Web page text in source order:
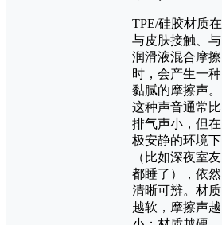
TPE/硅胶材质在
与皮肤接触、与
润滑液混合摩擦
时，会产生一种
黏腻的摩擦声。
这种声音通常比
排气声小，但在
极安静的环境下
（比如深夜室友
都睡了），依然
清晰可辨。材质
越软，摩擦声越